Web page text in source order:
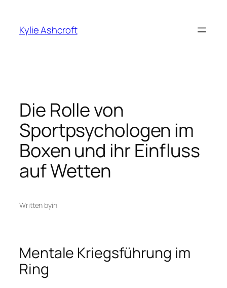
content
Kylie Ashcroft
Die Rolle von
Sportpsychologen im
Boxen und ihr Einfluss
auf Wetten
Written byin
Mentale Kriegsführung im
Ring